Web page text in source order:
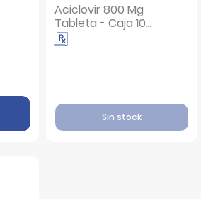
Aciclovir 800 Mg
Tableta - Caja 10
UN
Sin stock